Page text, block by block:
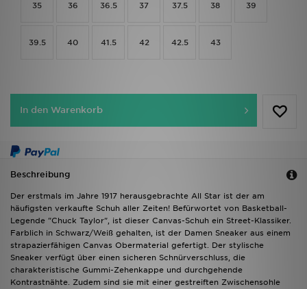
35 36 36.5 37 37.5 38 39
39.5 40 41.5 42 42.5 43
In den Warenkorb
Beschreibung
Der erstmals im Jahre 1917 herausgebrachte All Star ist der am
häufigsten verkaufte Schuh aller Zeiten! Befürwortet von Basketball-
Legende "Chuck Taylor", ist dieser Canvas-Schuh ein Street-Klassiker.
Farblich in Schwarz/Weiß gehalten, ist der Damen Sneaker aus einem
strapazierfähigen Canvas Obermaterial gefertigt. Der stylische
Sneaker verfügt über einen sicheren Schnürverschluss, die
charakteristische Gummi-Zehenkappe und durchgehende
Kontrastnähte. Zudem sind sie mit einer gestreiften Zwischensohle